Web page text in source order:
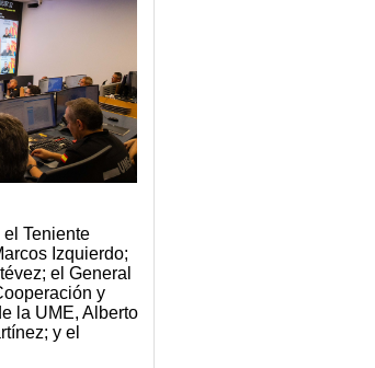
Teniente
Izquierdo;
el General
y
la UME, Alberto
y el